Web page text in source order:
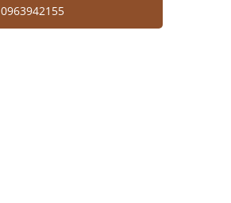
0963942155